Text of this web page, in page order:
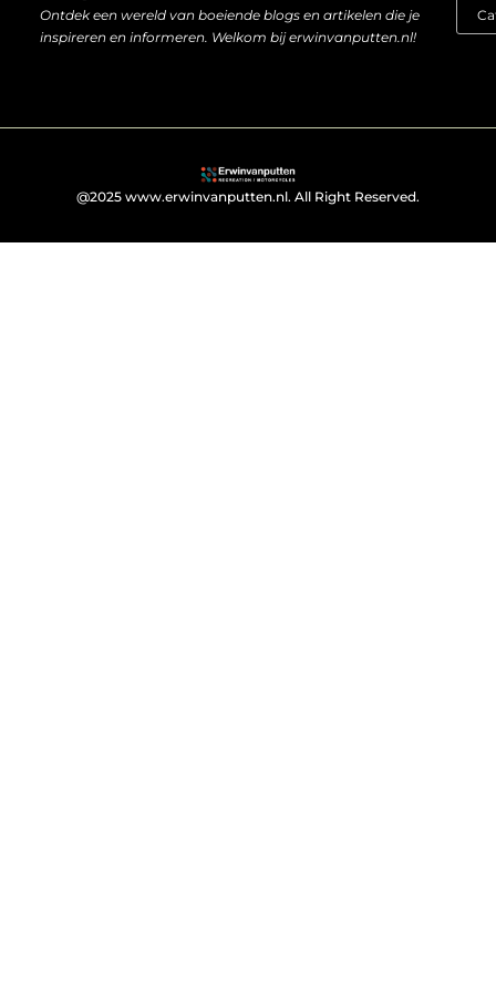
Ontdek een wereld van boeiende blogs en artikelen die je
inspireren en informeren. Welkom bij erwinvanputten.nl!
@2025 www.erwinvanputten.nl. All Right Reserved.